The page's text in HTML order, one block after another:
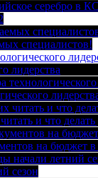
специалистов!
и что делать
на бюджет
сезон